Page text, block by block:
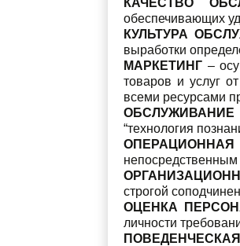
КАЧЕСТВО
обеспечивающих
КУЛЬТУРА
выработки
МАРКЕТИНГ –
товаров и услуг
всеми ресурсами
ОБСЛУЖИВАНИЕ
“технология
ОПЕРАЦИОННАЯ
непосредственным
строгой
ОЦЕНКА
личности